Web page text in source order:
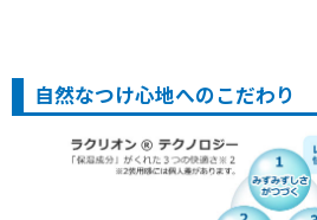
自然なつけ心地へのこだわり